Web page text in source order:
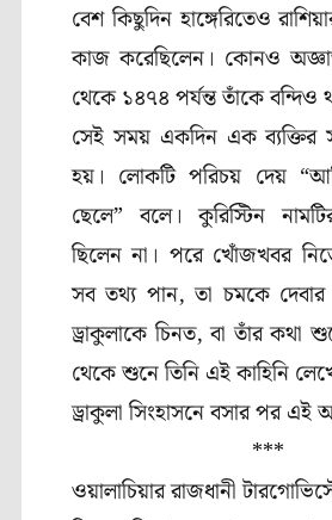
বেশ কিছুদিন হাঙ্গেরিতেও
কাজ করেছিলেন। কোনও
থেকে ১৪৭৪ পর্যন্ত তাঁকে বন্দিও
সেই সময় একদিন এক ব্যক্তির
হয়। লোকটি পরিচয় দেয়
ছেলে” বলে। কুরিস্টিন
ছিলেন না। পরে খোঁজখবর
সব তথ্য পান, তা চমকে দেবার
ড্রাকুলাকে চিনত, বা তাঁর কথা
থেকে শুনে তিনি এই কাহিনি
ড্রাকুলা সিংহাসনে বসার পর
***
ওয়ালাচিয়ার রাজধানী